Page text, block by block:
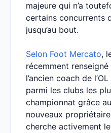
majeure qui n’a
certains concurrents
jusqu’au bout.
Selon Foot Mercato,
récemment
l’ancien coach de
parmi les clubs les
championnat grâce
nouveaux
cherche activement